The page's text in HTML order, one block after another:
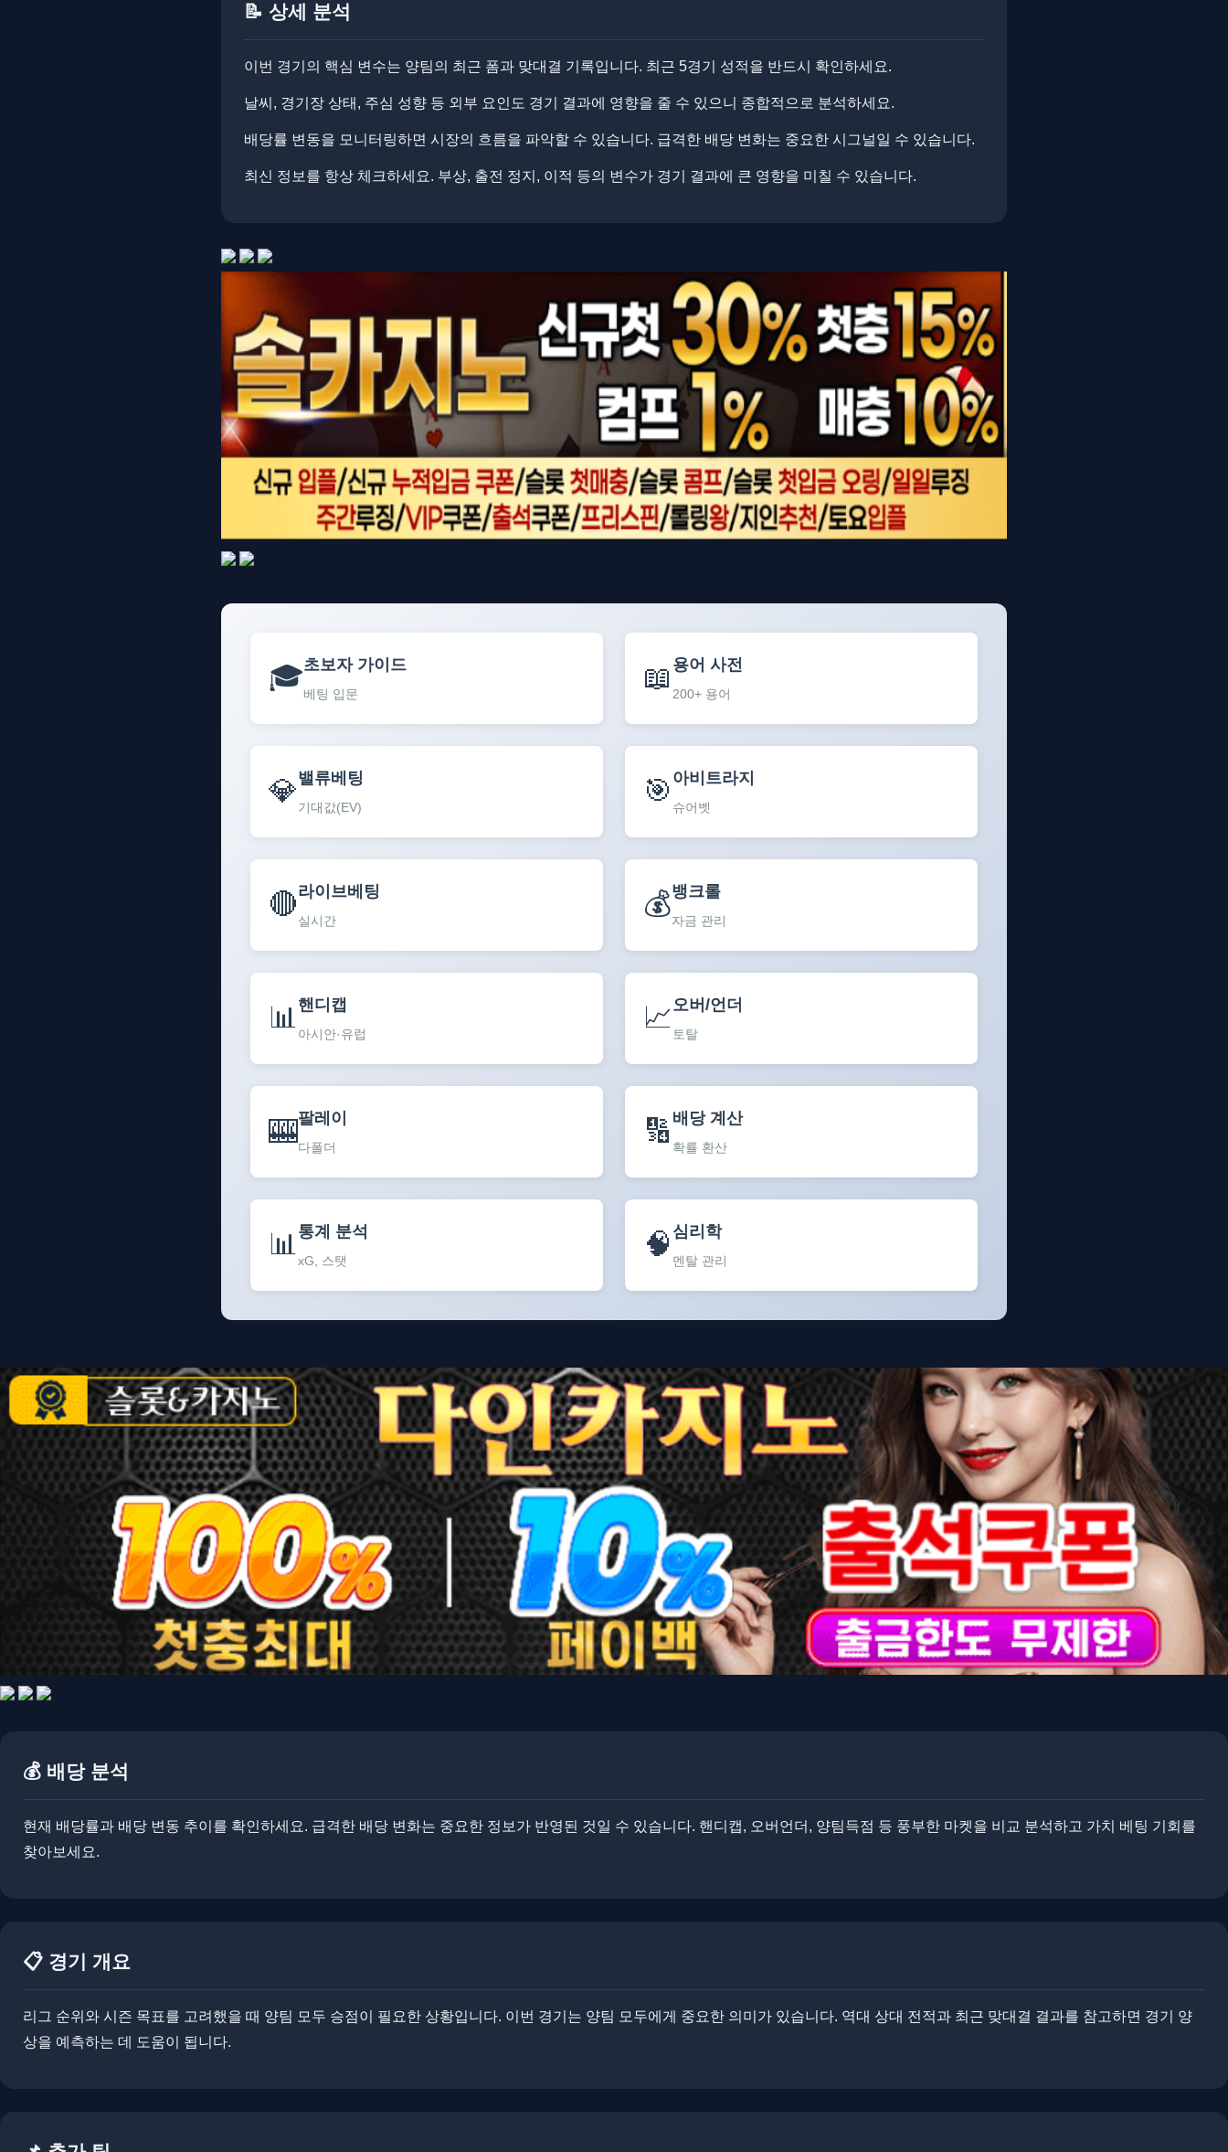
📝 상세 분석
이번 경기의 핵심 변수는 양팀의 최근 폼과 맞대결 기록입니다. ​최근 5경기 성적을 반드시 확인하세요.
날씨, 경기장 상태, 주심 성향 등 외부 요인도 경기 결과에 영향을 줄 수 있으니 종합적으로 분석하세요.
배당률 변동을 모니터링하면 시장의 흐름을 파악할 수 있습니다. ​​급격한 배당 변화는 중요한 시그널일 수 있습니다.
최신 정보를 항상 체크하세요. ​​부상, 출전 정지, 이적 등의 변수가 경기 결과에 큰 영향을 미칠 수 있습니다.
🎓초보자 가이드
베팅 입문 📖 용어 사전
200+ 용어
💎밸류베팅
기대값(EV) 🎯 아비트라지
슈어벳
🔴라이브베팅
실시간 💰뱅크롤
자금 관리
📊 핸디캡
아시안·유럽 📈 오버/언더
토탈
🎰팔레이
다폴더 🔢 배당 계산
확률 환산
📊 통계 분석
xG, 스탯 🧠 심리학
멘탈 관리
💰 배당 분석
현재 배당률과 배당 변동 추이를 확인하세요. ​​급격한 배당 변화는 중요한 정보가 반영된 것일 수 있습니다. ​핸디캡, 오버언더, 양팀득점 등 풍부한 마켓을 비교 분석하고 가치 베팅 기회를
찾아보세요.
📋 경기 개요
리그 순위와 시즌 목표를 고려했을 때 양팀 모두 승점이 필요한 상황입니다. 이번 경기는 양팀 모두에게 중요한 의미가 있습니다. ​​역대 상대 전적과 최근 맞대결 결과를 참고하면 경기 양
상을 예측하는 데 도움이 됩니다.